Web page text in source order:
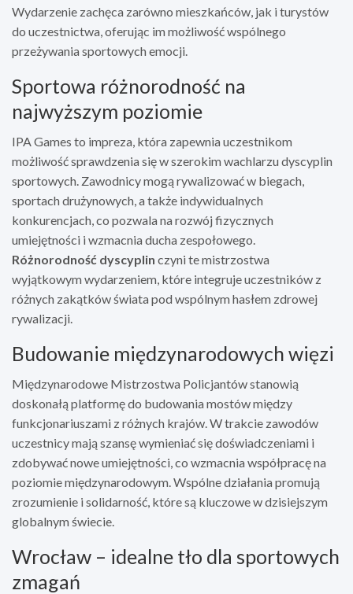
Wydarzenie zachęca zarówno mieszkańców, jak i turystów
do uczestnictwa, oferując im możliwość wspólnego
przeżywania sportowych emocji.
Sportowa różnorodność na
najwyższym poziomie
IPA Games to impreza, która zapewnia uczestnikom
możliwość sprawdzenia się w szerokim wachlarzu dyscyplin
sportowych. Zawodnicy mogą rywalizować w biegach,
sportach drużynowych, a także indywidualnych
konkurencjach, co pozwala na rozwój fizycznych
umiejętności i wzmacnia ducha zespołowego.
Różnorodność dyscyplin czyni te mistrzostwa
wyjątkowym wydarzeniem, które integruje uczestników z
różnych zakątków świata pod wspólnym hasłem zdrowej
rywalizacji.
Budowanie międzynarodowych więzi
Międzynarodowe Mistrzostwa Policjantów stanowią
doskonałą platformę do budowania mostów między
funkcjonariuszami z różnych krajów. W trakcie zawodów
uczestnicy mają szansę wymieniać się doświadczeniami i
zdobywać nowe umiejętności, co wzmacnia współpracę na
poziomie międzynarodowym. Wspólne działania promują
zrozumienie i solidarność, które są kluczowe w dzisiejszym
globalnym świecie.
Wrocław – idealne tło dla sportowych
zmagań